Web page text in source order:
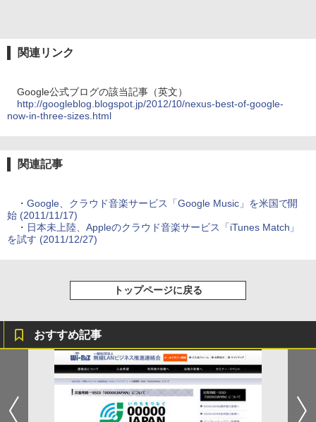
関連リンク
Google公式ブログの該当記事（英文）
http://googleblog.blogspot.jp/2012/10/nexus-best-of-google-
now-in-three-sizes.html
関連記事
・ Google、クラウド音楽サービス「Google Music」を米国で開
始 (2011/11/17)
・ 日本未上陸、Appleのクラウド音楽サービス「iTunes Match」
を試す (2011/12/27)
トップページに戻る
おすすめ記事